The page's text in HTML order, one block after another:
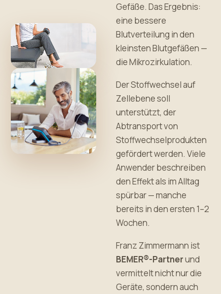
Gefäße. Das Ergebnis:
eine bessere
Blutverteilung in den
kleinsten Blutgefäßen —
die Mikrozirkulation.
Der Stoffwechsel auf
Zellebene soll
unterstützt, der
Abtransport von
Stoffwechselprodukten
gefördert werden. Viele
Anwender beschreiben
den Effekt als im Alltag
spürbar — manche
bereits in den ersten 1–2
Wochen.
Franz Zimmermann ist
BEMER®-Partnerund
vermittelt nicht nur die
Geräte, sondern auch